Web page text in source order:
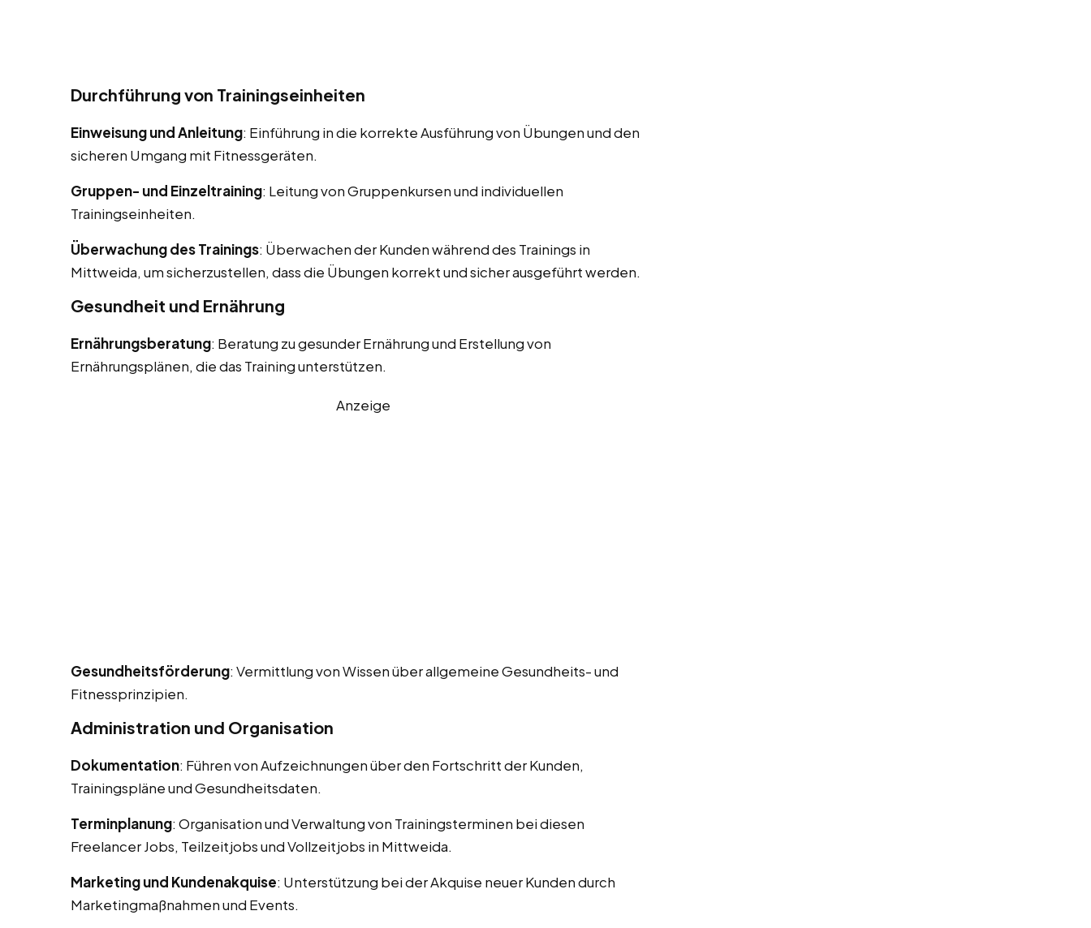
Durchführung von Trainingseinheiten
Einweisung und Anleitung: Einführung in die korrekte Ausführung von Übungen und den
sicheren Umgang mit Fitnessgeräten.
Gruppen- und Einzeltraining: Leitung von Gruppenkursen und individuellen
Trainingseinheiten.
Überwachung des Trainings: Überwachen der Kunden während des Trainings in
Mittweida, um sicherzustellen, dass die Übungen korrekt und sicher ausgeführt werden.
Gesundheit und Ernährung
Ernährungsberatung: Beratung zu gesunder Ernährung und Erstellung von
Ernährungsplänen, die das Training unterstützen.
Anzeige
Gesundheitsförderung: Vermittlung von Wissen über allgemeine Gesundheits- und
Fitnessprinzipien.
Administration und Organisation
Dokumentation: Führen von Aufzeichnungen über den Fortschritt der Kunden,
Trainingspläne und Gesundheitsdaten.
Terminplanung: Organisation und Verwaltung von Trainingsterminen bei diesen
Freelancer Jobs, Teilzeitjobs und Vollzeitjobs in Mittweida.
Marketing und Kundenakquise: Unterstützung bei der Akquise neuer Kunden durch
Marketingmaßnahmen und Events.